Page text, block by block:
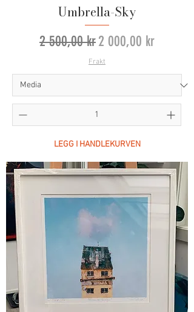
Umbrella-Sky
Vanlig pris
2 500,00 krSalgspris
2 000,00 kr
Frakt
LEGG I HANDLEKURVEN